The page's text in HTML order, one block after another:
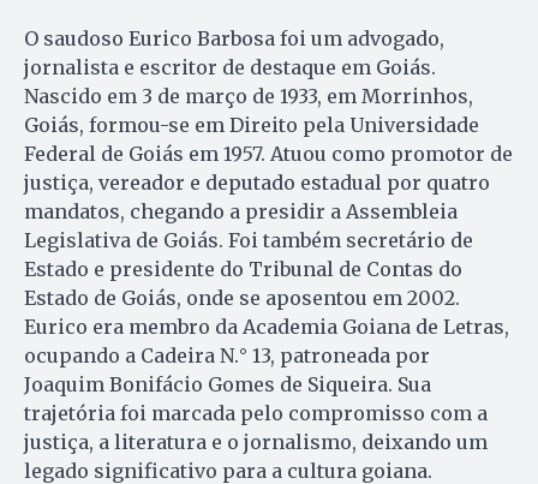
O saudoso Eurico Barbosa foi um advogado,
jornalista e escritor de destaque em Goiás.
Nascido em 3 de março de 1933, em Morrinhos,
Goiás, formou-se em Direito pela Universidade
Federal de Goiás em 1957. Atuou como promotor de
justiça, vereador e deputado estadual por quatro
mandatos, chegando a presidir a Assembleia
Legislativa de Goiás. Foi também secretário de
Estado e presidente do Tribunal de Contas do
Estado de Goiás, onde se aposentou em 2002.
Eurico era membro da Academia Goiana de Letras,
ocupando a Cadeira N.° 13, patroneada por
Joaquim Bonifácio Gomes de Siqueira. Sua
trajetória foi marcada pelo compromisso com a
justiça, a literatura e o jornalismo, deixando um
legado significativo para a cultura goiana.